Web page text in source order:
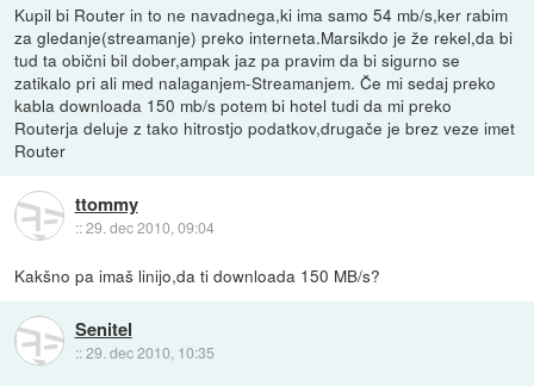
Kupil bi Router in to ne navadnega,ki ima samo 54 mb/s,ker rabim
za gledanje(streamanje) preko interneta.Marsikdo je že rekel,da bi
tud ta obični bil dober,ampak jaz pa pravim da bi sigurno se
zatikalo pri ali med nalaganjem-Streamanjem. Če mi sedaj preko
kabla downloada 150 mb/s potem bi hotel tudi da mi preko
Routerja deluje z tako hitrostjo podatkov,drugače je brez veze imet
Router
ttommy
::29. dec 2010, 09:04
Kakšno pa imaš linijo,da ti downloada 150 MB/s?
Senitel
::29. dec 2010, 10:35